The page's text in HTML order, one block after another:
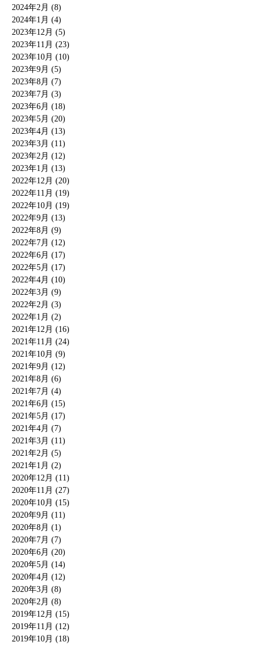
2024年2月 (8)
2024年1月 (4)
2023年12月 (5)
2023年11月 (23)
2023年10月 (10)
2023年9月 (5)
2023年8月 (7)
2023年7月 (3)
2023年6月 (18)
2023年5月 (20)
2023年4月 (13)
2023年3月 (11)
2023年2月 (12)
2023年1月 (13)
2022年12月 (20)
2022年11月 (19)
2022年10月 (19)
2022年9月 (13)
2022年8月 (9)
2022年7月 (12)
2022年6月 (17)
2022年5月 (17)
2022年4月 (10)
2022年3月 (9)
2022年2月 (3)
2022年1月 (2)
2021年12月 (16)
2021年11月 (24)
2021年10月 (9)
2021年9月 (12)
2021年8月 (6)
2021年7月 (4)
2021年6月 (15)
2021年5月 (17)
2021年4月 (7)
2021年3月 (11)
2021年2月 (5)
2021年1月 (2)
2020年12月 (11)
2020年11月 (27)
2020年10月 (15)
2020年9月 (11)
2020年8月 (1)
2020年7月 (7)
2020年6月 (20)
2020年5月 (14)
2020年4月 (12)
2020年3月 (8)
2020年2月 (8)
2019年12月 (15)
2019年11月 (12)
2019年10月 (18)